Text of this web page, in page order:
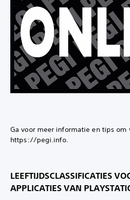
Ga voor meer informatie en tips
https://pegi.info.
LEEFTIJDSCLASSIFICATIES
APPLICATIES VAN